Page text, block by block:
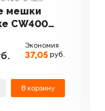
мешки
CW400
Экономия
37,05 руб.
В корзину